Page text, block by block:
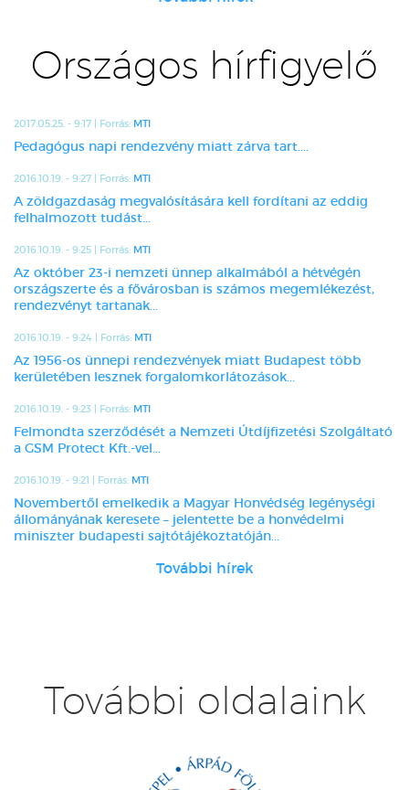
Országos hírfigyelő
2017.05.25. - 9:17 | Forrás: MTI
Pedagógus napi rendezvény miatt zárva tart....
2016.10.19. - 9:27 | Forrás: MTI
A zöldgazdaság megvalósítására kell fordítani az eddig
felhalmozott tudást...
2016.10.19. - 9:25 | Forrás: MTI
Az október 23-i nemzeti ünnep alkalmából a hétvégén
országszerte és a fővárosban is számos megemlékezést,
rendezvényt tartanak...
2016.10.19. - 9:24 | Forrás: MTI
Az 1956-os ünnepi rendezvények miatt Budapest több
kerületében lesznek forgalomkorlátozások...
2016.10.19. - 9:23 | Forrás: MTI
Felmondta szerződését a Nemzeti Útdíjfizetési Szolgáltató
a GSM Protect Kft.-vel...
2016.10.19. - 9:21 | Forrás: MTI
Novembertől emelkedik a Magyar Honvédség legénységi
állományának keresete – jelentette be a honvédelmi
miniszter budapesti sajtótájékoztatóján...
További hírek
További oldalaink